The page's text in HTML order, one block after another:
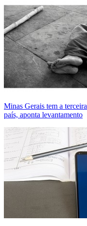
Minas Gerais tem a
país, aponta levantamento